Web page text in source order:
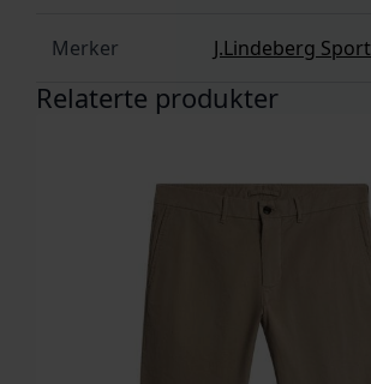
Merker J.Lindeberg Sport
Relaterte produkter